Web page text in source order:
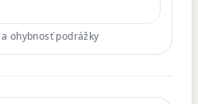
ohybnosť podrážky